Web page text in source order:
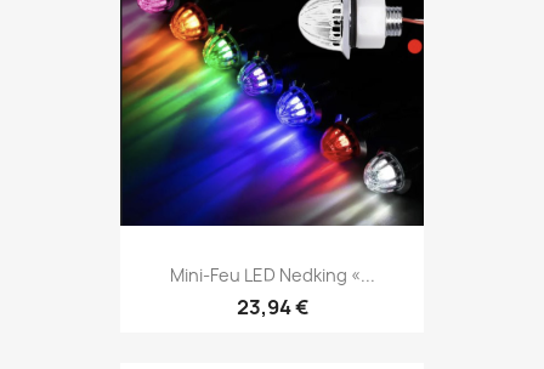
Mini-Feu LED Nedking «...
23,94 €